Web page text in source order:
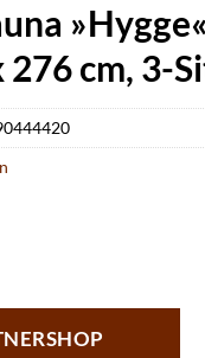
276 cm, 3-